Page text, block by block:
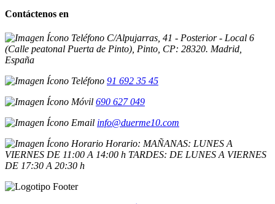
Contáctenos en
C/Alpujarras, 41 - Posterior - Local 6
(Calle peatonal Puerta de Pinto), Pinto, CP: 28320. Madrid,
España
91 692 35 45
690 627 049
info@duerme10.com
Horario: MAÑANAS: LUNES A
VIERNES DE 11:00 A 14:00 h TARDES: DE LUNES A VIERNES
DE 17:30 A 20:30 h